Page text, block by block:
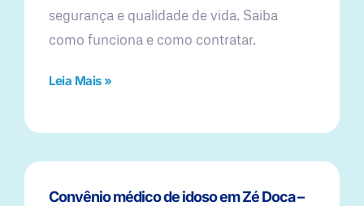
segurança e qualidade de vida. Saiba
como funciona e como contratar.
Leia Mais »
Convênio médico de idoso em Zé Doca –